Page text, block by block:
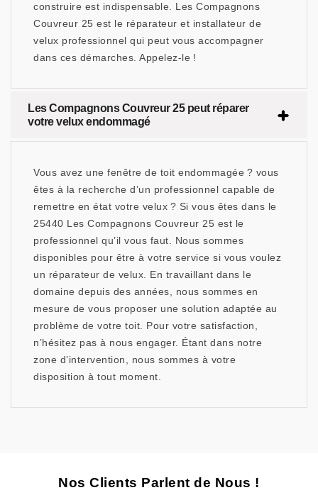
construire est indispensable. Les Compagnons
Couvreur 25 est le réparateur et installateur de
velux professionnel qui peut vous accompagner
dans ces démarches. Appelez-le !
Les Compagnons Couvreur 25 peut réparer
votre velux endommagé
Vous avez une fenêtre de toit endommagée ? vous
êtes à la recherche d’un professionnel capable de
remettre en état votre velux ? Si vous êtes dans le
25440 Les Compagnons Couvreur 25 est le
professionnel qu’il vous faut. Nous sommes
disponibles pour être à votre service si vous voulez
un réparateur de velux. En travaillant dans le
domaine depuis des années, nous sommes en
mesure de vous proposer une solution adaptée au
problème de votre toit. Pour votre satisfaction,
n’hésitez pas à nous engager. Étant dans notre
zone d’intervention, nous sommes à votre
disposition à tout moment.
Nos Clients Parlent de Nous !